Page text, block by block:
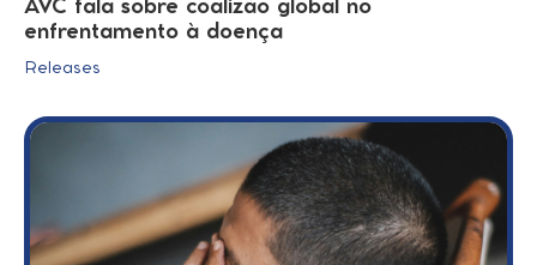
AVC fala sobre coalizão global no
enfrentamento à doença
Releases